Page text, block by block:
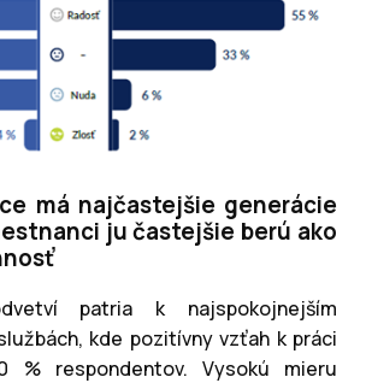
má najčastejšie generácie
ju častejšie berú ako
patria k najspokojnejším
kde pozitívny vzťah k práci
% respondentov. Vysokú mieru